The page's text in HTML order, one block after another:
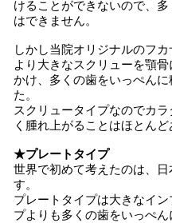
けることができないので、
はできません。
しかし当院オリジナルのフ
より大きなスクリューを顎
かけ、多くの歯をいっぺん
た。
スクリュータイプなのでカ
く腫れ上がることはほとんど
★プレートタイプ
世界で初めて考えたのは、
す。
プレートタイプは大きなイ
プよりも多くの歯をいっぺん